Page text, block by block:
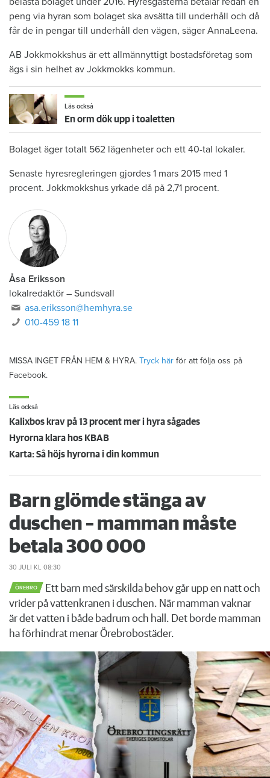
peng via hyran som bolaget ska avsätta till underhåll och då
får de in pengar till underhåll den vägen, säger AnnaLeena.
AB Jokkmokkshus är ett allmännyttigt bostadsföretag som
ägs i sin helhet av Jokkmokks kommun.
Läs också
En orm dök upp i toaletten
Bolaget äger totalt 562 lägenheter och ett 40-tal lokaler.
Senaste hyresregleringen gjordes 1 mars 2015 med 1
procent. Jokkmokkshus yrkade då på 2,71 procent.
Åsa Eriksson
lokalredaktör – Sundsvall
asa.eriksson@hemhyra.se
010-459 18 11
MISSA INGET FRÅN HEM & HYRA. Tryck här för att följa oss på
Facebook.
Läs också
Kalixbos krav på 13 procent mer i hyra sågades
Hyrorna klara hos KBAB
Karta: Så höjs hyrorna i din kommun
Barn glömde stänga av
duschen – mamman måste
betala 300 000
30 JULI KL 08:30
ÖREBRO
Ett barn med särskilda behov går upp en natt och
vrider på vattenkranen i duschen. När mamman vaknar
är det vatten i både badrum och hall. Det borde mamman
ha förhindrat menar Örebrobostäder.